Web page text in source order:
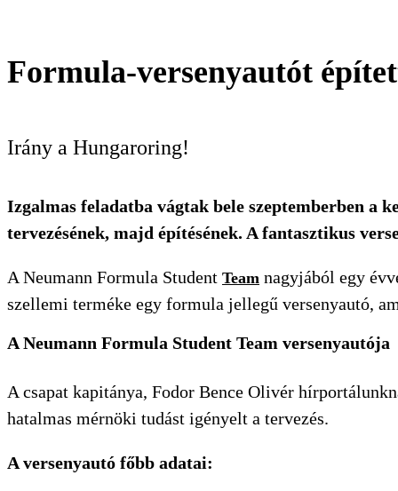
Formula-versenyautót
Irány a Hungaroring!
Izgalmas feladatba vágtak bele szeptemberben a
tervezésének, majd építésének. A fantasztikus
A Neumann Formula Student Team nagyjából egy
szellemi terméke egy formula jellegű versenyautó,
A Neumann Formula Student Team versenyautója
A csapat kapitánya, Fodor Bence Olivér
hatalmas mérnöki tudást igényelt a tervezés.
A versenyautó főbb adatai: